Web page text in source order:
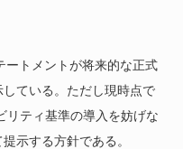
ートメントが将来的な正式
ている。ただし現時点で
リティ基準の導入を妨げな
示する方針である。